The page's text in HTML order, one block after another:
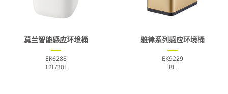
莫兰智能感应环境桶
EK6288
12L/30L
雅律系列感应环境桶
EK9229
8L